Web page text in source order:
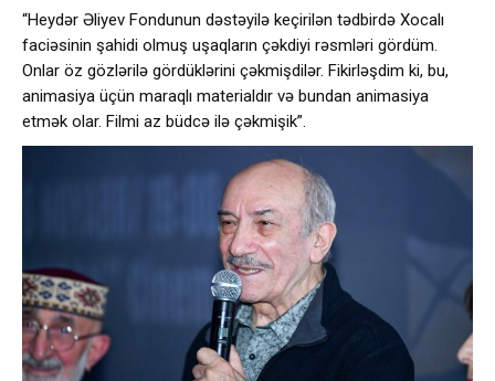
“Heydər Əliyev Fondunun dəstəyilə keçirilən tədbirdə Xocalı
faciəsinin şahidi olmuş uşaqların çəkdiyi rəsmləri gördüm.
Onlar öz gözlərilə gördüklərini çəkmişdilər. Fikirləşdim ki, bu,
animasiya üçün maraqlı materialdır və bundan animasiya
etmək olar. Filmi az büdcə ilə çəkmişik”.